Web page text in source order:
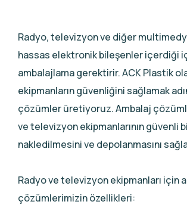
Radyo, televizyon ve diğer
hassas elektronik bileşenler içerdiği
ambalajlama gerektirir. ACK Plastik
ekipmanların güvenliğini sağlamak
çözümler üretiyoruz. Ambalaj
ve televizyon ekipmanlarının güvenli
nakledilmesini ve depolanmasını
Radyo ve televizyon ekipmanları için
çözümlerimizin özellikleri: